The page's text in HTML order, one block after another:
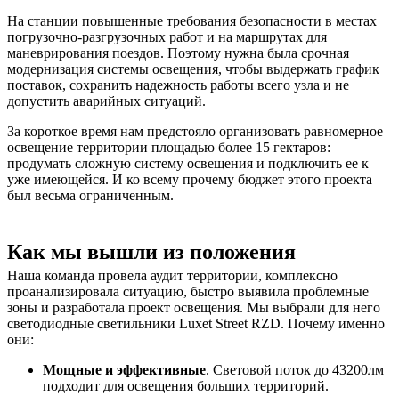
На станции повышенные требования безопасности в местах
погрузочно-разгрузочных работ и на маршрутах для
маневрирования поездов. Поэтому нужна была срочная
модернизация системы освещения, чтобы выдержать график
поставок, сохранить надежность работы всего узла и не
допустить аварийных ситуаций.
За короткое время нам предстояло организовать равномерное
освещение территории площадью более 15 гектаров:
продумать сложную систему освещения и подключить ее к
уже имеющейся. И ко всему прочему бюджет этого проекта
был весьма ограниченным.
Как мы вышли из положения
Наша команда провела аудит территории, комплексно
проанализировала ситуацию, быстро выявила проблемные
зоны и разработала проект освещения. Мы выбрали для него
светодиодные светильники Luxet Street RZD. Почему именно
они:
Мощные и эффективные. Световой поток до 43200лм
подходит для освещения больших территорий.